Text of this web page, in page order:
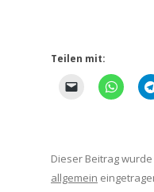
Teilen mit:
Dieser Beitrag
allgemein